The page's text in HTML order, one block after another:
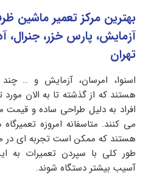
بهترین مرکز تعمیر ماشین
آزمایش، پارس خزر، جنرال،
تهران
اسنوا، امرسان، آزمایش و …
هستند که از گذشته تا به الان مورد
افراد به دلیل طراحی ساده و قیمت
می کنند. متاسفانه امروزه
هستند که ممکن است تجربه ای در
طور کلی با سپردن تعمیرات به
آسیب بیشتر دستگاه شوند.